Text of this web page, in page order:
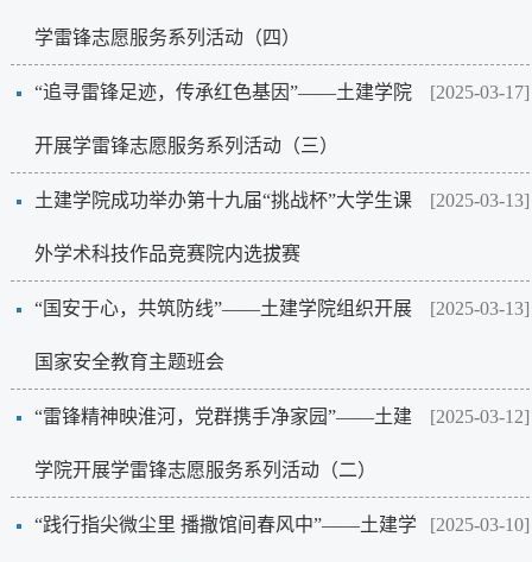
学雷锋志愿服务系列活动（四）
[2025-03-17]
“追寻雷锋足迹，传承红色基因”——土建学院
开展学雷锋志愿服务系列活动（三）
[2025-03-13]
土建学院成功举办第十九届“挑战杯”大学生课
外学术科技作品竞赛院内选拔赛
[2025-03-13]
“国安于心，共筑防线”——土建学院组织开展
国家安全教育主题班会
[2025-03-12]
“雷锋精神映淮河，党群携手净家园”——土建
学院开展学雷锋志愿服务系列活动（二）
[2025-03-10]
“践行指尖微尘里 播撒馆间春风中”——土建学